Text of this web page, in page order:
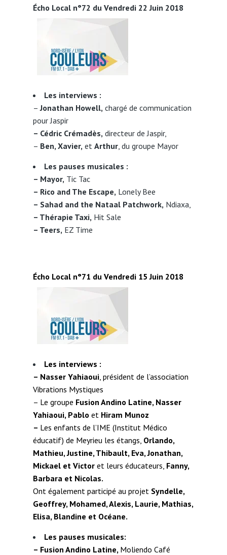
Écho Local n°72 du Vendredi 22 Juin 2018
Les interviews :
–Jonathan Howell, chargé de communication
pour Jaspir
– Cédric Crémadès, directeur de Jaspir,
– Ben, Xavier, et Arthur, du groupe Mayor
Les pauses musicales :
– Mayor, Tic Tac
– Rico and The Escape, Lonely Bee
– Sahad and the Nataal Patchwork, Ndiaxa,
– Thérapie Taxi, Hit Sale
– Teers, EZ Time
Écho Local n°71 du Vendredi 15 Juin 2018
Les interviews :
– Nasser Yahiaoui, président de l’association
Vibrations Mystiques
– Le groupe Fusion Andino Latine, Nasser
Yahiaoui, Pablo et Hiram Munoz
– Les enfants de l’IME (Institut Médico
éducatif) de Meyrieu les étangs, Orlando,
Mathieu, Justine, Thibault, Eva, Jonathan,
Mickael et Victoret leurs éducateurs, Fanny,
Barbara et Nicolas.
Ont également participé au projet Syndelle,
Geoffrey, Mohamed, Alexis, Laurie, Mathias,
Elisa, Blandine et Océane.
Les pauses musicales:
– Fusion Andino Latine, Moliendo Café